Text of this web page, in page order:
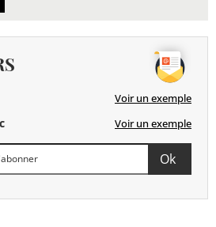
Voir un exemple
Voir un exemple